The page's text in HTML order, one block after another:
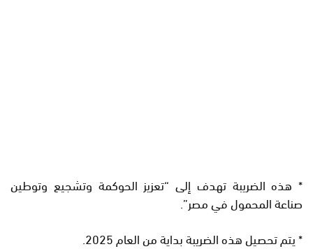
* هذه الضريبة تهدف إلى “تعزيز الحوكمة وتشجيع وتوطين
صناعة المحمول في مصر”.
* يتم تحصيل هذه الضريبة بداية من العام 2025.